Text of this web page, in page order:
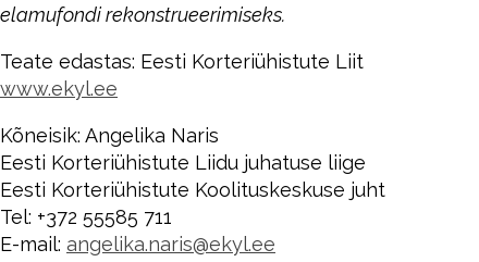
elamufondi rekonstrueerimiseks.
Teate edastas: Eesti Korteriühistute Liit
www.ekyl.ee
Kõneisik: Angelika Naris
Eesti Korteriühistute Liidu juhatuse liige
Eesti Korteriühistute Koolituskeskuse juht
Tel: +372 55585 711
E-mail: angelika.naris@ekyl.ee